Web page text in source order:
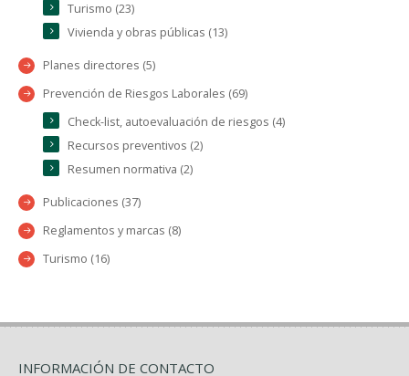
Turismo (23)
Vivienda y obras públicas (13)
Planes directores (5)
Prevención de Riesgos Laborales (69)
Check-list, autoevaluación de riesgos (4)
Recursos preventivos (2)
Resumen normativa (2)
Publicaciones (37)
Reglamentos y marcas (8)
Turismo (16)
INFORMACIÓN DE CONTACTO